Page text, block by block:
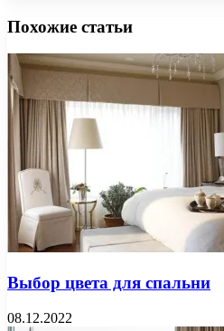
Похожие статьи
Выбор цвета для спальни
08.12.2022